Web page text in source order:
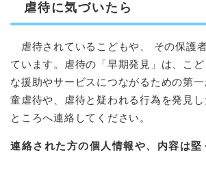
虐待に気づいたら
虐待されているこどもや、 その保護
ています。虐待の「早期発見」は、こ
な援助やサービスにつながるための第
童虐待や、虐待と疑われる行為を発見
ところへ連絡してください。
連絡された方の個人情報や、内容は堅